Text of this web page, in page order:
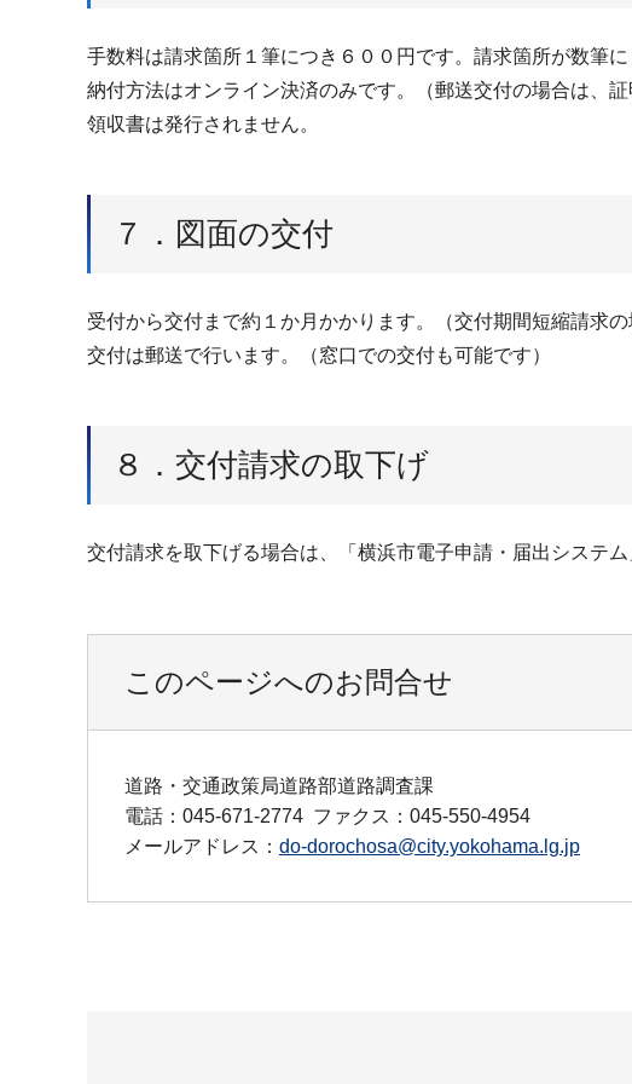
手数料は請求箇所１筆につき６００円です。請求箇所が数筆
納付方法はオンライン決済のみです。（郵送交付の場合は、
領収書は発行されません。
７．図面の交付
受付から交付まで約１か月かかります。（交付期間短縮請求
交付は郵送で行います。（窓口での交付も可能です）
８．交付請求の取下げ
交付請求を取下げる場合は、「横浜市電子申請・届出システム
このページへのお問合せ
道路・交通政策局道路部道路調査課
電話：045-671-2774 ファクス：045-550-4954
メールアドレス： do-dorochosa@city.yokohama.lg.jp